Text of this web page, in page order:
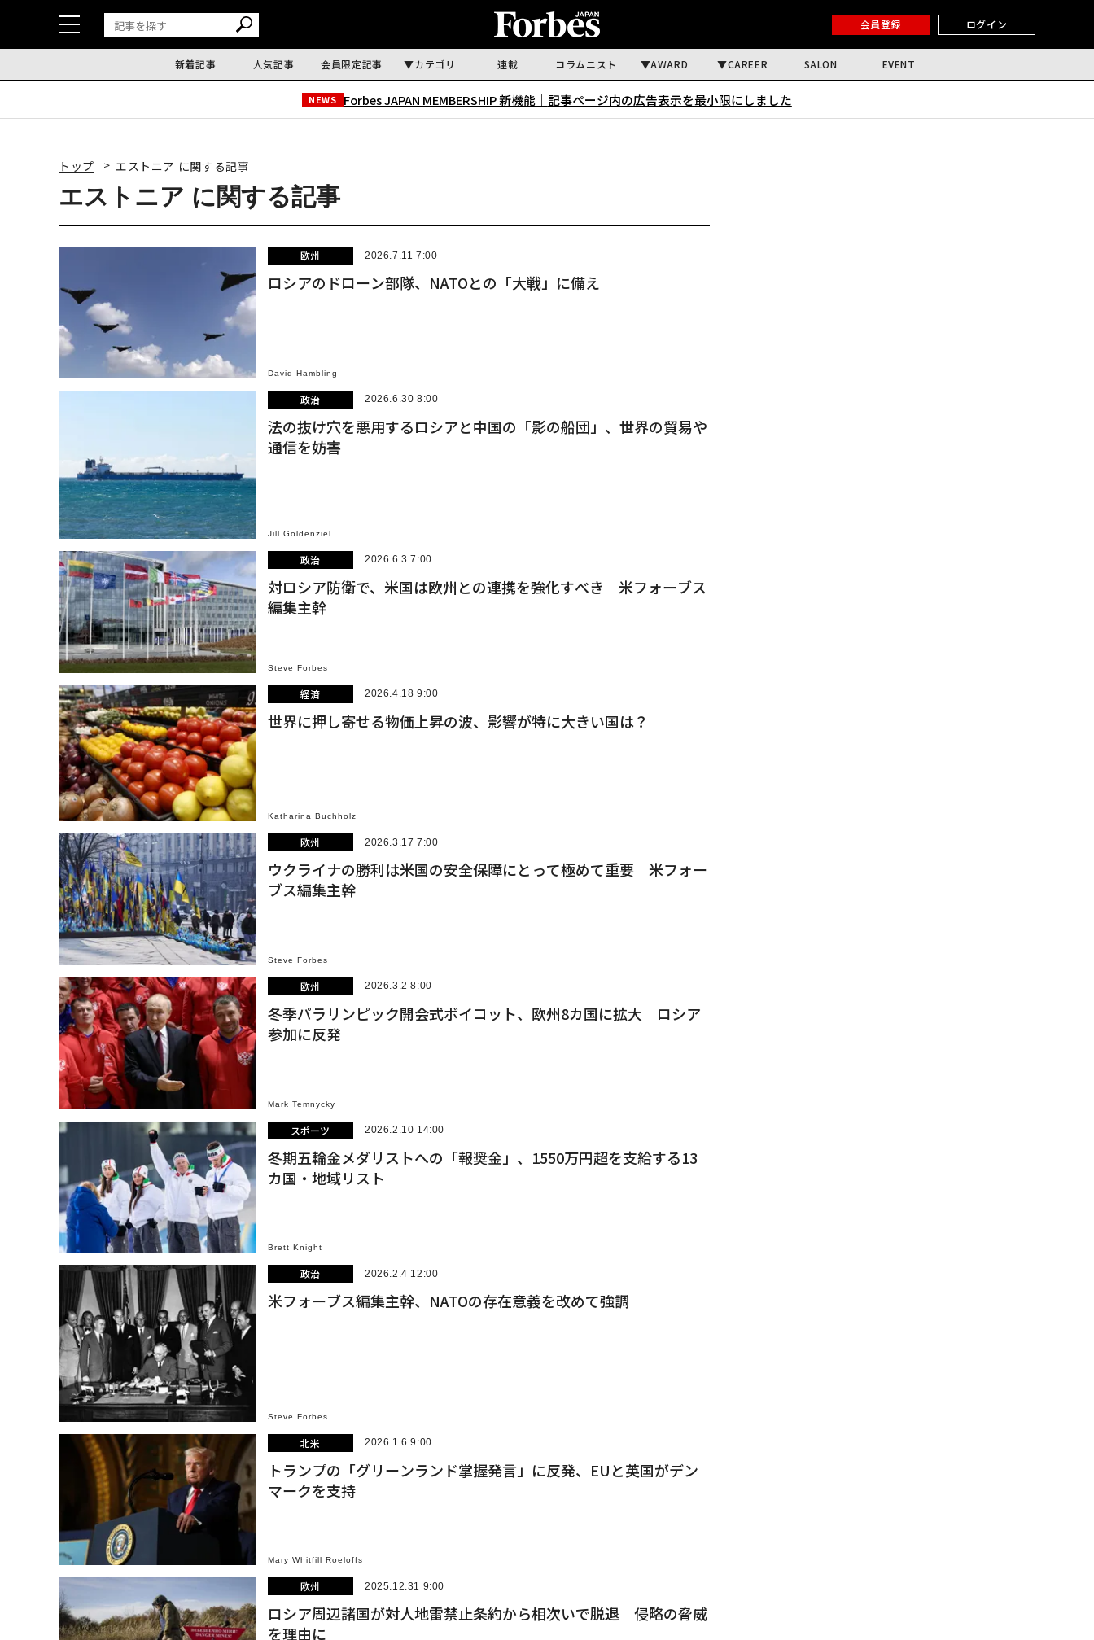
会員登録 ログイン
新着記事 人気記事 会員限定記事 カテゴリ 連載 コラムニスト AWARD CAREER SALON EVENT
NEWS Forbes JAPAN MEMBERSHIP 新機能｜ 記事ページ内の広告表示を最小限にしました
トップ エストニア に関する記事
エストニア に関する記事
欧州 2026.7.11 7:00
ロシアのドローン部隊、NATOとの「大戦」に備え
David Hambling
政治 2026.6.30 8:00
法の抜け穴を悪用するロシアと中国の「影の船団」、世界の貿易や
通信を妨害
Jill Goldenziel
政治 2026.6.3 7:00
対ロシア防衛で、米国は欧州との連携を強化すべき 米フォーブス
編集主幹
Steve Forbes
経済 2026.4.18 9:00
世界に押し寄せる物価上昇の波、影響が特に大きい国は？
Katharina Buchholz
欧州 2026.3.17 7:00
ウクライナの勝利は米国の安全保障にとって極めて重要 米フォー
ブス編集主幹
Steve Forbes
欧州 2026.3.2 8:00
冬季パラリンピック開会式ボイコット、欧州8カ国に拡大 ロシア
参加に反発
Mark Temnycky
スポーツ 2026.2.10 14:00
冬期五輪金メダリストへの「報奨金」、1550万円超を支給する13
カ国・地域リスト
Brett Knight
政治 2026.2.4 12:00
米フォーブス編集主幹、NATOの存在意義を改めて強調
Steve Forbes
北米 2026.1.6 9:00
トランプの「グリーンランド掌握発言」に反発、EUと英国がデン
マークを支持
Mary Whitfill Roeloffs
欧州 2025.12.31 9:00
ロシア周辺諸国が対人地雷禁止条約から相次いで脱退 侵略の脅威
を理由に